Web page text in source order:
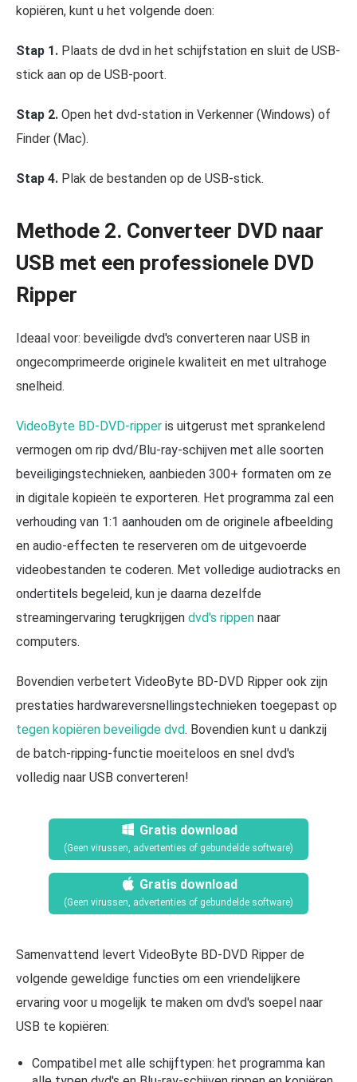
kopiëren, kunt u het volgende doen:
Stap 1. Plaats de dvd in het schijfstation en sluit de USB-
stick aan op de USB-poort.
Stap 2. Open het dvd-station in Verkenner (Windows) of
Finder (Mac).
Stap 4. Plak de bestanden op de USB-stick.
Methode 2. Converteer DVD naar
USB met een professionele DVD
Ripper
Ideaal voor: beveiligde dvd's converteren naar USB in
ongecomprimeerde originele kwaliteit en met ultrahoge
snelheid.
VideoByte BD-DVD-ripper is uitgerust met sprankelend
vermogen om rip dvd/Blu-ray-schijven met alle soorten
beveiligingstechnieken, aanbieden 300+ formaten om ze
in digitale kopieën te exporteren. Het programma zal een
verhouding van 1:1 aanhouden om de originele afbeelding
en audio-effecten te reserveren om de uitgevoerde
videobestanden te coderen. Met volledige audiotracks en
ondertitels begeleid, kun je daarna dezelfde
streamingervaring terugkrijgen dvd's rippen naar
computers.
Bovendien verbetert VideoByte BD-DVD Ripper ook zijn
prestaties hardwareversnellingstechnieken toegepast op
tegen kopiëren beveiligde dvd. Bovendien kunt u dankzij
de batch-ripping-functie moeiteloos en snel dvd's
volledig naar USB converteren!
Gratis download
(Geen virussen, advertenties of gebundelde software)
Gratis download
(Geen virussen, advertenties of gebundelde software)
Samenvattend levert VideoByte BD-DVD Ripper de
volgende geweldige functies om een vriendelijkere
ervaring voor u mogelijk te maken om dvd's soepel naar
USB te kopiëren:
Compatibel met alle schijftypen: het programma kan